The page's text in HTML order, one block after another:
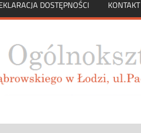
DOSTĘPNOŚCI KONTAKT